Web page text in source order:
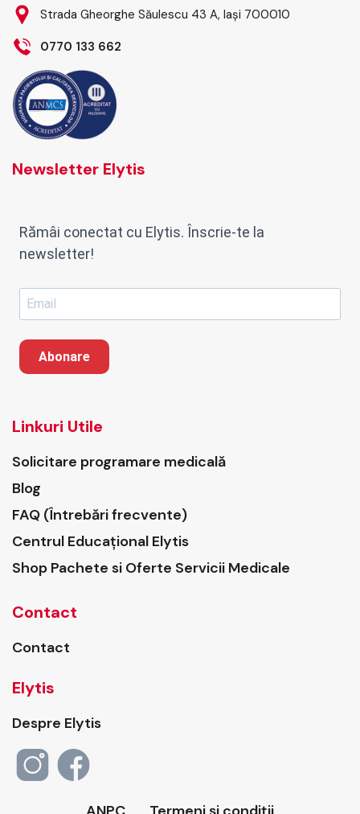
Strada Gheorghe Săulescu 43 A, Iași 700010
0770 133 662
Newsletter Elytis
Rămâi conectat cu Elytis. Înscrie-te la
newsletter!
Abonare
Linkuri Utile
Solicitare programare medicală
Blog
FAQ (Întrebări frecvente)
Centrul Educațional Elytis
Shop Pachete si Oferte Servicii Medicale
Contact
Contact
Elytis
Despre Elytis